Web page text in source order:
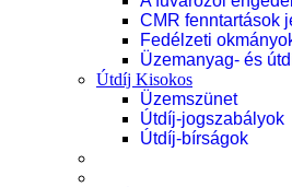
CMR fenntartások
Fedélzeti
Üzemanyag- és
Útdíj Kisokos
Üzemszünet
Útdíj-jogszabályok
Útdíj-bírságok